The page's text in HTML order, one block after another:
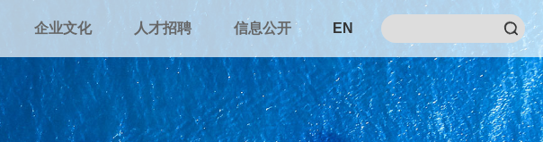
企业文化 人才招聘 信息公开 EN